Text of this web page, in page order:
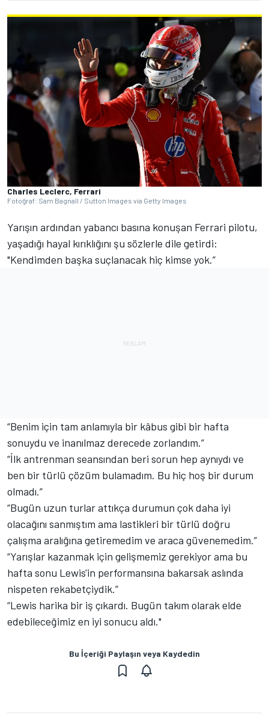
Charles Leclerc, Ferrari
Fotoğraf: Sam Bagnall / Sutton Images via Getty Images
Yarışın ardından yabancı basına konuşan Ferrari pilotu,
yaşadığı hayal kırıklığını şu sözlerle dile getirdi:
"Kendimden başka suçlanacak hiç kimse yok.”
“Benim için tam anlamıyla bir kâbus gibi bir hafta
sonuydu ve inanılmaz derecede zorlandım.”
“İlk antrenman seansından beri sorun hep aynıydı ve
ben bir türlü çözüm bulamadım. Bu hiç hoş bir durum
olmadı.”
“Bugün uzun turlar attıkça durumun çok daha iyi
olacağını sanmıştım ama lastikleri bir türlü doğru
çalışma aralığına getiremedim ve araca güvenemedim.”
“Yarışlar kazanmak için gelişmemiz gerekiyor ama bu
hafta sonu Lewis'in performansına bakarsak aslında
nispeten rekabetçiydik.”
“Lewis harika bir iş çıkardı. Bugün takım olarak elde
edebileceğimiz en iyi sonucu aldı."
Bu İçeriği Paylaşın veya Kaydedin